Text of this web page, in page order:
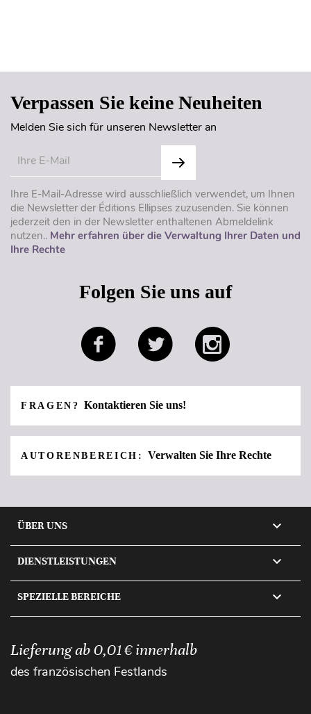
Verpassen Sie keine Neuheiten
Melden Sie sich für unseren Newsletter an
Ihre E-Mail-Adresse wird ausschließlich verwendet, um Ihnen
die Newsletter der Éditions Ellipses zuzusenden. Sie können
jederzeit den in der Newsletter enthaltenen Abmeldelink
nutzen.. Mehr erfahren über die Verwaltung Ihrer Daten und
Ihre Rechte
Folgen Sie uns auf
FRAGEN?Kontaktieren Sie uns!
AUTORENBEREICH: Verwalten Sie Ihre Rechte
ÜBER UNS 
DIENSTLEISTUNGEN 
SPEZIELLE BEREICHE 
Lieferung ab 0,01 € innerhalb
des französischen Festlands